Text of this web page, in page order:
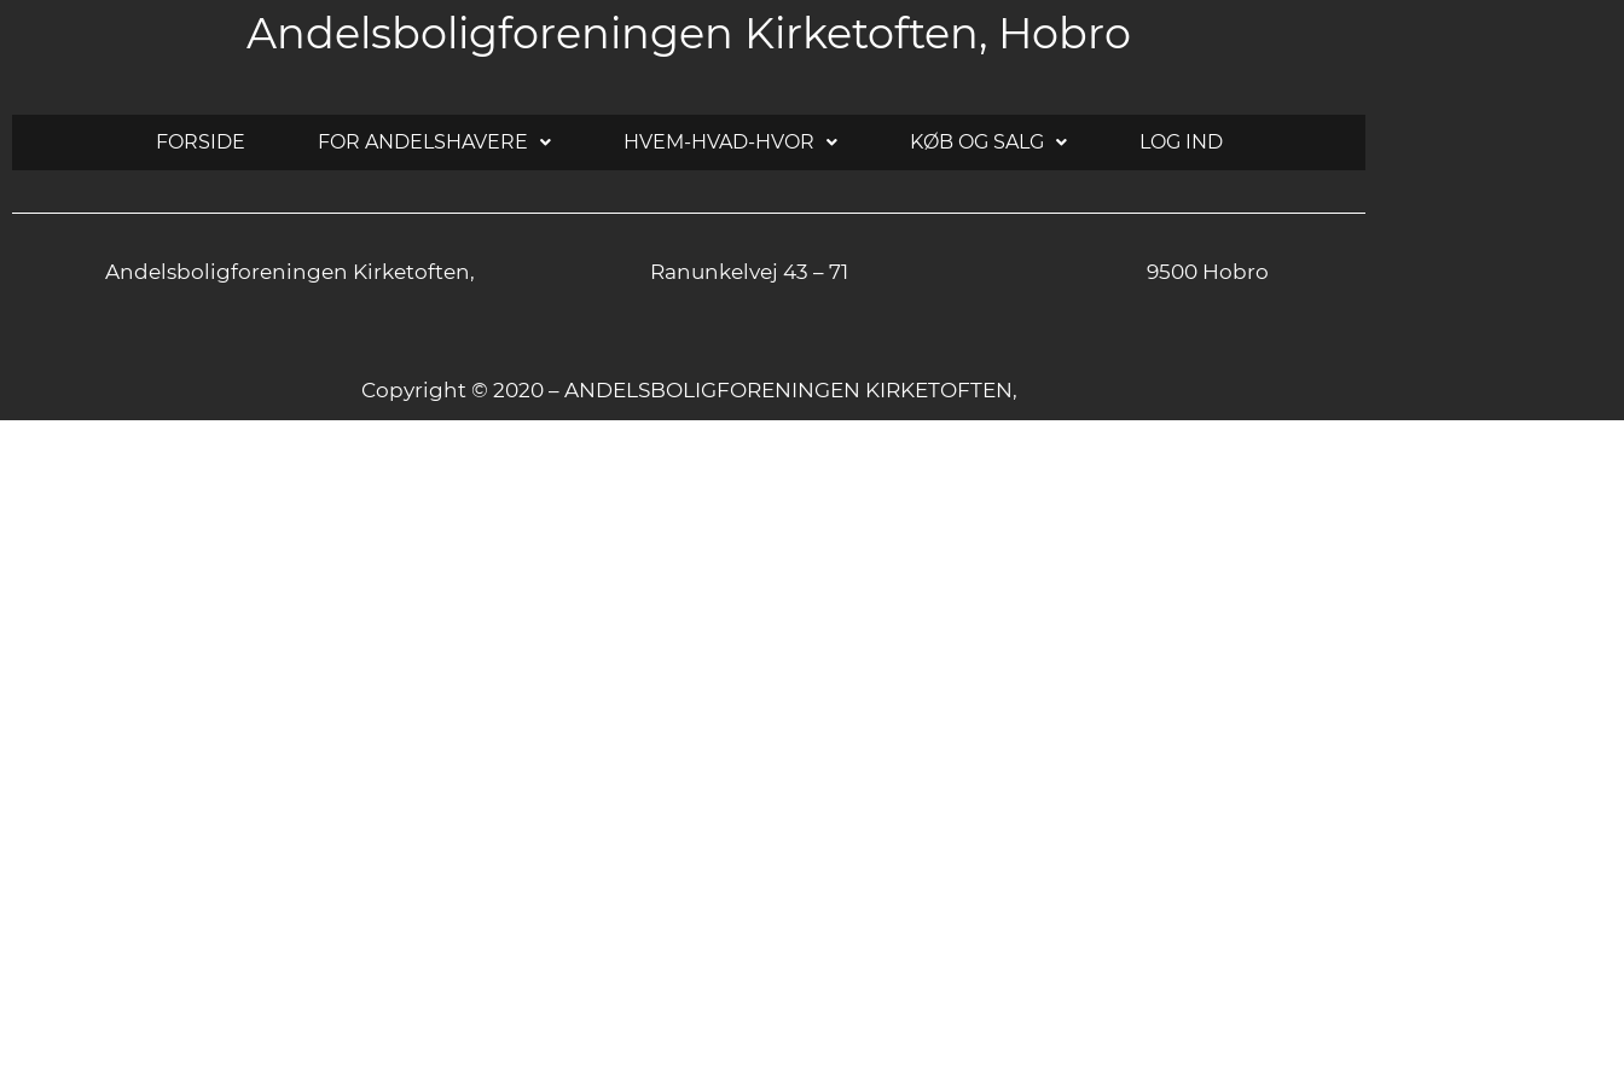
Andelsboligforeningen Kirketoften, Hobro
FORSIDE FOR ANDELSHAVERE HVEM-HVAD-HVOR KØB OG SALG LOG IND
Andelsboligforeningen Kirketoften, Ranunkelvej 43 – 71 9500 Hobro
Copyright © 2020 – ANDELSBOLIGFORENINGEN KIRKETOFTEN,